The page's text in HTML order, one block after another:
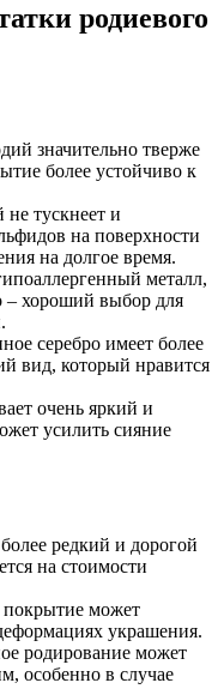
родиевого
значительно тверже
более устойчиво к
не тускнеет и
на поверхности
на долгое время.
металл,
– хороший выбор для
серебро имеет более
вид, который нравится
очень яркий и
усилить сияние
редкий и дорогой
на стоимости
покрытие может
украшения.
родирование может
особенно в случае